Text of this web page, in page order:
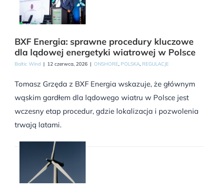
BXF Energia: sprawne procedury kluczowe
dla lądowej energetyki wiatrowej w Polsce
Baltic Wind | 12 czerwca, 2026 | ONSHORE, POLSKA, REGULACJE
Tomasz Grzęda z BXF Energia wskazuje, że głównym
wąskim gardłem dla lądowego wiatru w Polsce jest
wczesny etap procedur, gdzie lokalizacja i pozwolenia
trwają latami.